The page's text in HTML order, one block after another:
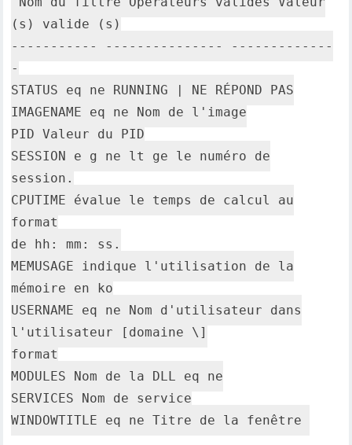
(s) valide (s)
----------- --------------- -------------
-
STATUS eq ne RUNNING | NE RÉPOND PAS
IMAGENAME eq ne Nom de l'image
PID Valeur du PID
SESSION e g ne lt ge le numéro de
session.
CPUTIME évalue le temps de calcul au
format
de hh: mm: ss.
MEMUSAGE indique l'utilisation de la
mémoire en ko
USERNAME eq ne Nom d'utilisateur dans
l'utilisateur [domaine \]
format
MODULES Nom de la DLL eq ne
SERVICES Nom de service
WINDOWTITLE eq ne Titre de la fenêtre